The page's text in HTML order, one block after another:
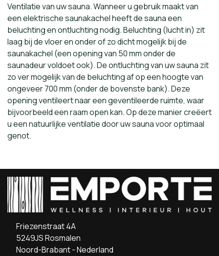
Ventilatie van uw sauna. Wanneer u gebruik maakt van
een elektrische saunakachel heeft de sauna een
beluchting en ontluchting nodig. Beluchting (lucht in) zit
laag bij de vloer en onder of zo dicht mogelijk bij de
saunakachel (een opening van 50 mm onder de
saunadeur voldoet ook). De ontluchting van uw sauna zit
zo ver mogelijk van de beluchting af op een hoogte van
ongeveer 700 mm (onder de bovenste bank). Deze
opening ventileert naar een geventileerde ruimte, waar
bijvoorbeeld een raam open kan. Op deze manier creëert
u een natuurlijke ventilatie door uw sauna voor optimaal
genot.
Friezenstraat 4A
5249JS Rosmalen
Noord-Brabant - Nederland